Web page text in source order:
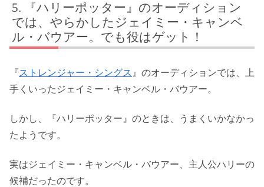
『ハリーポッター』のオーディション
では、やらかしたジェイミー・キャンベ
ル・バウアー。でも役はゲット！
『ストレンジャー・シングス 』のオーディションでは、上
手くいったジェイミー・キャンベル・バウアー。
しかし、『ハリーポッター』のときは、うまくいかなかっ
たようです。
実はジェイミー・キャンベル・バウアー、主人公ハリーの
候補だったのです。